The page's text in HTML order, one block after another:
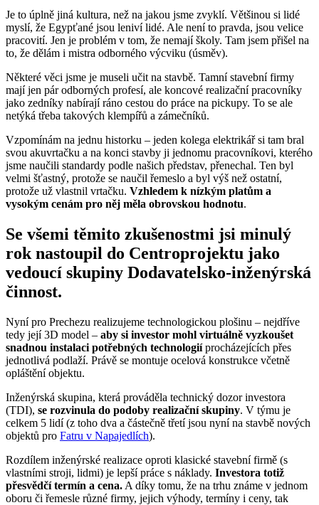
Je to úplně jiná kultura, než na jakou jsme zvyklí. Většinou si lidé
myslí, že Egypťané jsou leniví lidé. Ale není to pravda, jsou velice
pracovití. Jen je problém v tom, že nemají školy. Tam jsem přišel na
to, že dělám i mistra odborného výcviku (úsměv).
Některé věci jsme je museli učit na stavbě. Tamní stavební firmy
mají jen pár odborných profesí, ale koncové realizační pracovníky
jako zedníky nabírají ráno cestou do práce na pickupy. To se ale
netýká třeba takových klempířů a zámečníků.
Vzpomínám na jednu historku – jeden kolega elektrikář si tam bral
svou akuvrtačku a na konci stavby ji jednomu pracovníkovi, kterého
jsme naučili standardy podle našich představ, přenechal. Ten byl
velmi šťastný, protože se naučil řemeslo a byl výš než ostatní,
protože už vlastnil vrtačku. Vzhledem k nízkým platům a
vysokým cenám pro něj měla obrovskou hodnotu.
Se všemi těmito zkušenostmi jsi minulý
rok nastoupil do Centroprojektu jako
vedoucí skupiny Dodavatelsko-inženýrská
činnost.
Nyní pro Prechezu realizujeme technologickou plošinu – nejdříve
tedy její 3D model – aby si investor mohl virtuálně vyzkoušet
snadnou instalaci potřebných technologiíprocházejících přes
jednotlivá podlaží. Právě se montuje ocelová konstrukce včetně
opláštění objektu.
Inženýrská skupina, která prováděla technický dozor investora
(TDI), se rozvinula do podoby realizační skupiny. V týmu je
celkem 5 lidí (z toho dva a částečně třetí jsou nyní na stavbě nových
objektů pro Fatru v Napajedlích).
Rozdílem inženýrské realizace oproti klasické stavební firmě (s
vlastními stroji, lidmi) je lepší práce s náklady. Investora totiž
přesvědčí termín a cena. A díky tomu, že na trhu známe v jednom
oboru či řemesle různé firmy, jejich výhody, termíny i ceny, tak